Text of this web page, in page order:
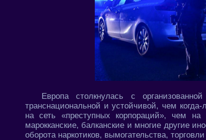
Европа столкнулась с
транснациональной и устойчивой, чем
на сеть «преступных корпораций», чем
марокканские, балканские и многие другие
оборота наркотиков, вымогательства,